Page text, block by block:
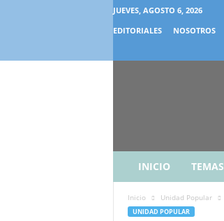
JUEVES, AGOSTO 6, 2026
EDITORIALES
NOSOTROS
INICIO TEMAS
Inicio Unidad Popular
UNIDAD POPULAR